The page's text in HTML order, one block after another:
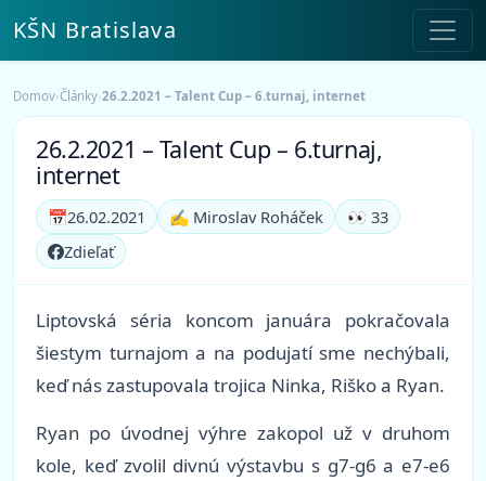
KŠN Bratislava
Domov›Články›26.2.2021 – Talent Cup – 6.turnaj, internet
26.2.2021 – Talent Cup – 6.turnaj,
internet
📅26.02.2021 ✍️ Miroslav Roháček
👀 33
Zdieľať
Liptovská séria koncom januára pokračovala
šiestym turnajom a na podujatí sme nechýbali,
keď nás zastupovala trojica Ninka, Riško a Ryan.
Ryan po úvodnej výhre zakopol už v druhom
kole, keď zvolil divnú výstavbu s g7-g6 a e7-e6